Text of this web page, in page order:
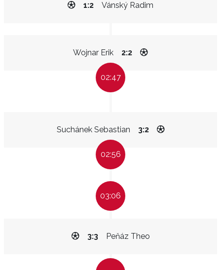
Vánský Radim
1:2
Wojnar Erik 2:2
02:47
Suchánek Sebastian 3:2
02:56
03:06
Peňáz Theo
3:3